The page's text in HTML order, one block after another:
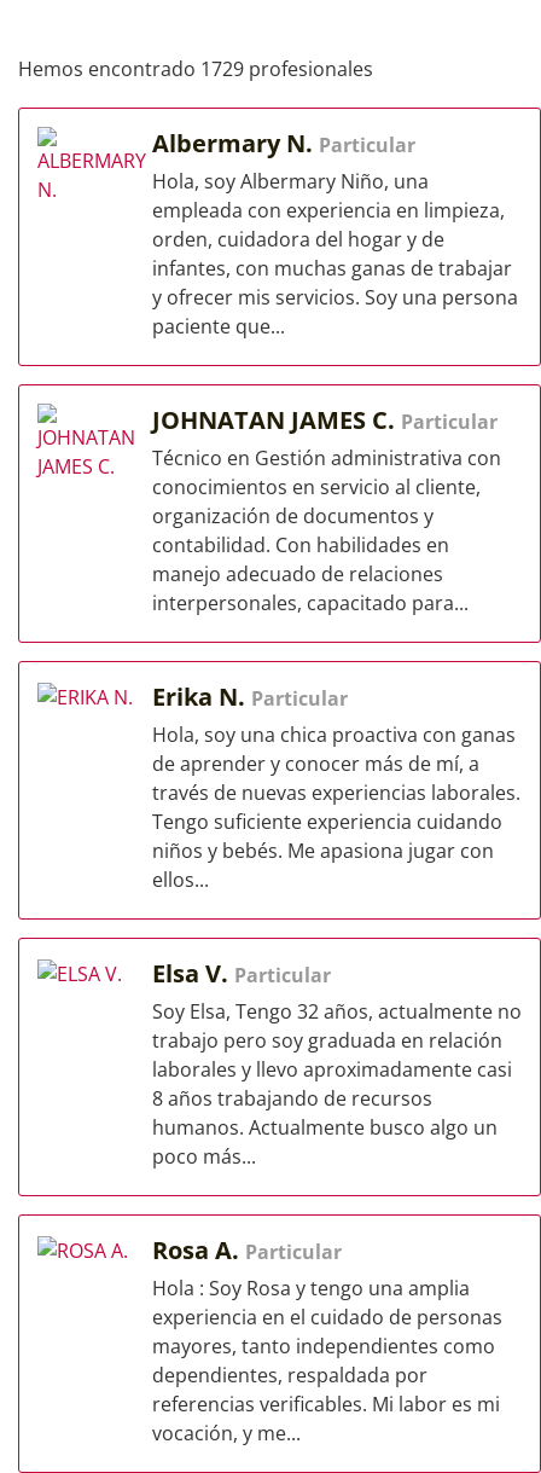
Hemos encontrado 1729 profesionales
Albermary N. Particular
Hola, soy Albermary Niño, una
empleada con experiencia en limpieza,
orden, cuidadora del hogar y de
infantes, con muchas ganas de trabajar
y ofrecer mis servicios. Soy una persona
paciente que...
JOHNATAN JAMES C. Particular
Técnico en Gestión administrativa con
conocimientos en servicio al cliente,
organización de documentos y
contabilidad. Con habilidades en
manejo adecuado de relaciones
interpersonales, capacitado para...
Erika N. Particular
Hola, soy una chica proactiva con ganas
de aprender y conocer más de mí, a
través de nuevas experiencias laborales.
Tengo suficiente experiencia cuidando
niños y bebés. Me apasiona jugar con
ellos...
Elsa V. Particular
Soy Elsa, Tengo 32 años, actualmente no
trabajo pero soy graduada en relación
laborales y llevo aproximadamente casi
8 años trabajando de recursos
humanos. Actualmente busco algo un
poco más...
Rosa A. Particular
Hola : Soy Rosa y tengo una amplia
experiencia en el cuidado de personas
mayores, tanto independientes como
dependientes, respaldada por
referencias verificables. Mi labor es mi
vocación, y me...